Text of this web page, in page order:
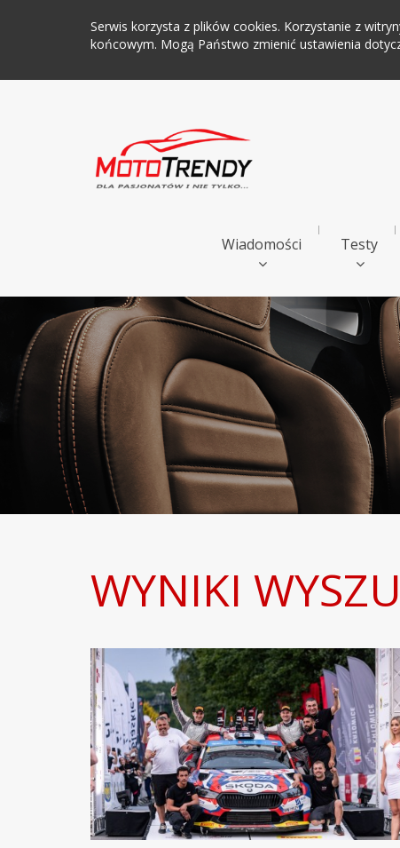
Serwis korzysta z plików cookies. Korzystanie z
końcowym. Mogą Państwo zmienić ustawienia
Wiadomości Testy
WYNIKI